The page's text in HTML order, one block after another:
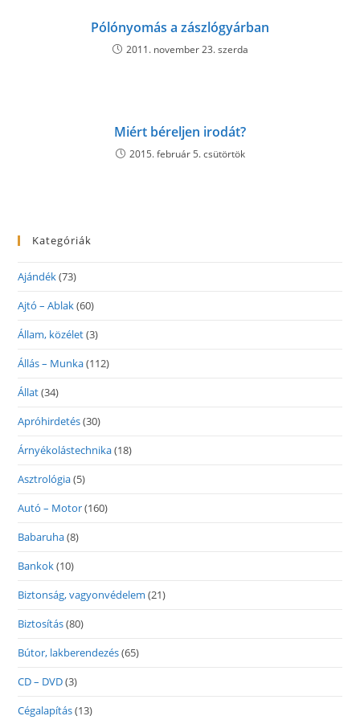
Pólónyomás a zászlógyárban
2011. november 23. szerda
Miért béreljen irodát?
2015. február 5. csütörtök
Kategóriák
Ajándék(73)
Ajtó – Ablak(60)
Állam, közélet(3)
Állás – Munka(112)
Állat(34)
Apróhirdetés(30)
Árnyékolástechnika(18)
Asztrológia(5)
Autó – Motor(160)
Babaruha(8)
Bankok(10)
Biztonság, vagyonvédelem (21)
Biztosítás(80)
Bútor, lakberendezés(65)
CD – DVD(3)
Cégalapítás(13)